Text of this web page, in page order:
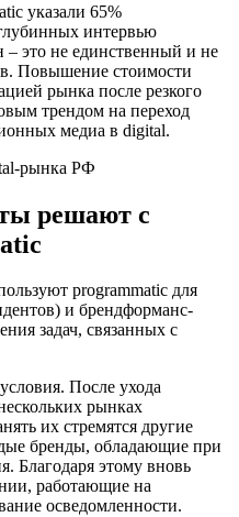
указали 65%
интервью
– это не единственный и не
Повышение стоимости
рынка после резкого
трендом на переход
медиа в digital.
решают с
programmatic для
и брендформанс-
задач, связанных с
После ухода
рынках
их стремятся другие
бренды, обладающие при
Благодаря этому вновь
работающие на
осведомленности.